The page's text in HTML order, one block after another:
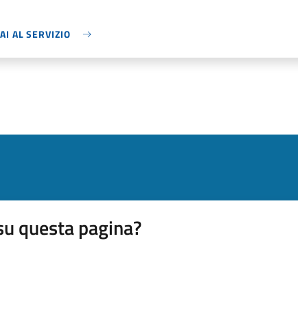
AL SERVIZIO
questa pagina?